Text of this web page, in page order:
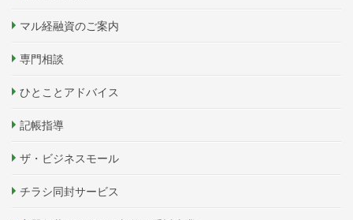
マル経融資のご案内
専門相談
ひとことアドバイス
記帳指導
ザ・ビジネスモール
チラシ同封サービス